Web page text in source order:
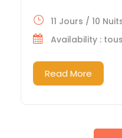
11 Jours / 10
Availability :
Read More